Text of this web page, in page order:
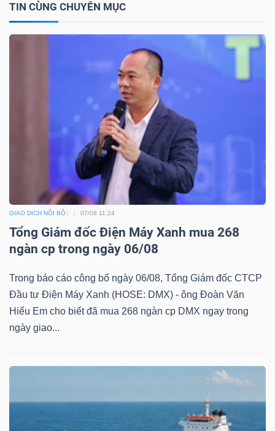
TIN CÙNG CHUYÊN MỤC
GIAO DỊCH NỘI BỘ 07/08 11:24
Tổng Giám đốc Điện Máy Xanh mua 268
ngàn cp trong ngày 06/08
Trong báo cáo công bố ngày 06/08, Tổng Giám đốc CTCP
Đầu tư Điện Máy Xanh (HOSE: DMX) - ông Đoàn Văn
Hiểu Em cho biết đã mua 268 ngàn cp DMX ngay trong
ngày giao...
DOANH
NGHIỆP
PHIẾU